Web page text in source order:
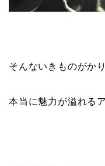
そんないきものがか
本当に魅力が溢れる